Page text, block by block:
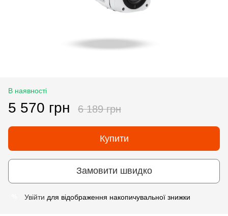
В наявності
5 570 грн 6 189 грн
Купити
Замовити швидко
Увійти для відображення накопичувальної знижки